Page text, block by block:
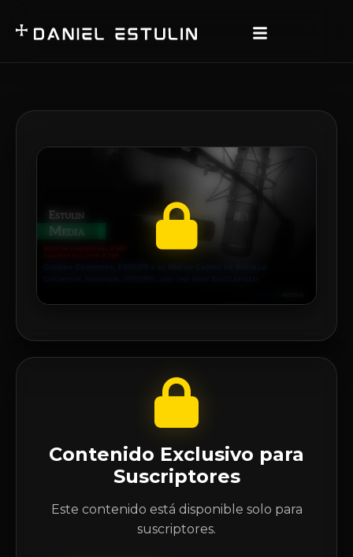
Contenido Exclusivo para
Suscriptores
Este contenido está disponible solo para
suscriptores.